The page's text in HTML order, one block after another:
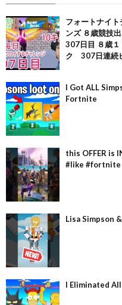
フォートナイ
ンズ ８歳競技
307日目 ８歳
ク 307日連続
I Got ALL
Fortnite
this OFFER is
#like #fortnite
Lisa Simpson
I Eliminated